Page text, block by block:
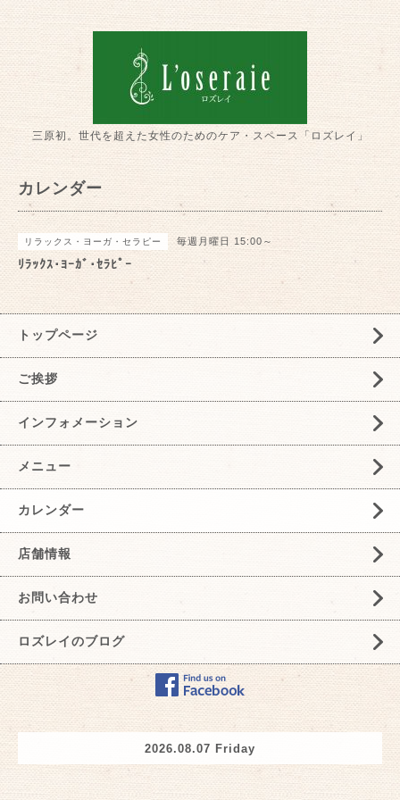
三原初。世代を超えた女性のためのケア・スペース「ロズレイ」
カレンダー
リラックス・ヨーガ・セラピー 毎週月曜日 15:00～
ﾘﾗｯｸｽ･ﾖｰｶﾞ･ｾﾗﾋﾟｰ
トップページ
ご挨拶
インフォメーション
メニュー
カレンダー
店舗情報
お問い合わせ
ロズレイのブログ
2026.08.07 Friday